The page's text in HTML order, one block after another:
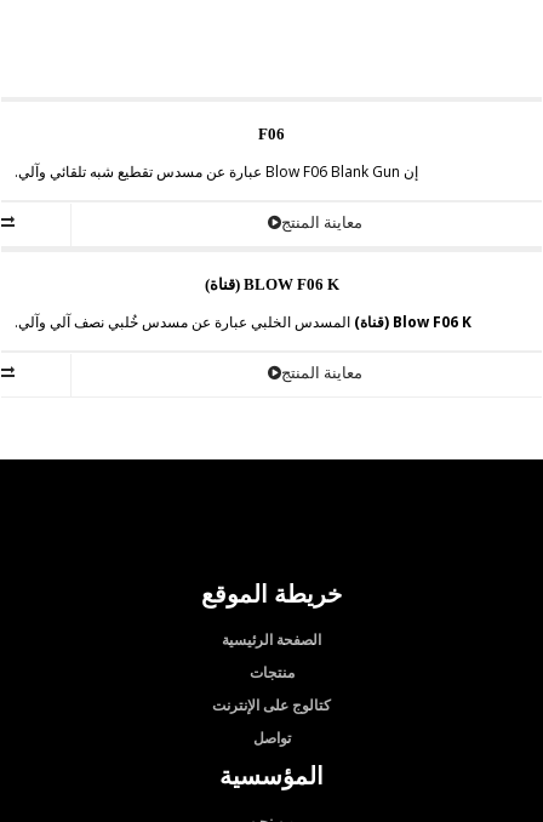
F06
إن Blow F06 Blank Gun عبارة عن مسدس تقطيع شبه تلقائي وآلي.
معاينة المنتج
BLOW F06 K (قناة)
Blow F06 K (قناة) المسدس الخلبي عبارة عن مسدس خُلبي نصف آلي وآلي.
معاينة المنتج
خريطة الموقع
الصفحة الرئيسية
منتجات
كتالوج على الإنترنت
تواصل
المؤسسية